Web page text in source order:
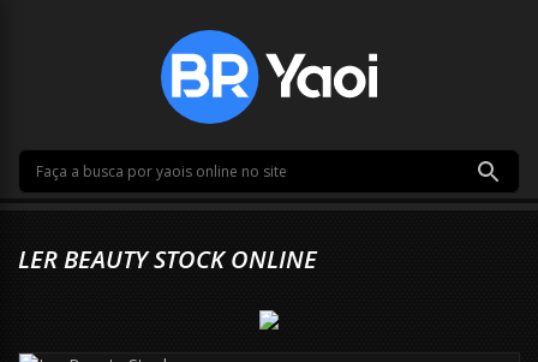
LER BEAUTY STOCK ONLINE